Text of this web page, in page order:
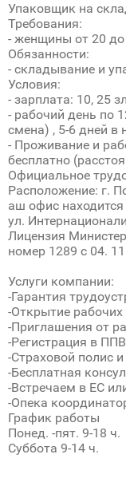
Упаковщик на
Требования:
- женщины от 20
Обязанности:
- складывание и
Условия:
- зарплата: 10, 25
- рабочий день по
смена) , 5-6 дней в
- Проживание и
бесплатно
Официальное
Расположение: г.
аш офис
ул.
Лицензия
номер 1289 с 04.
Услуги компании:
-Гарантия
-Открытие рабочих
-Приглашения от
-Регистрация в
-Страховой полис
-Бесплатная
-Встречаем в ЕС
-Опека
График работы
Понед. -пят. 9-18 ч.
Суббота 9-14 ч.